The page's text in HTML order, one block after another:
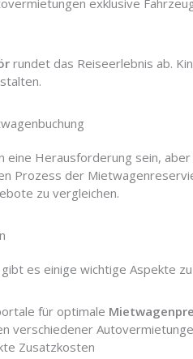
exklusive
rundet das Reiseerlebnis ab.
eine Herausforderung sein,
Prozess der
zu vergleichen.
gibt es einige wichtige Aspekte
für optimale
verschiedener
Zusatzkosten